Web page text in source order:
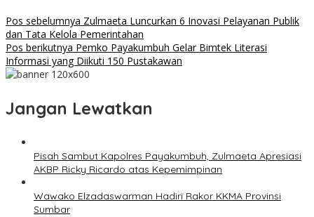
Pos sebelumnya Zulmaeta Luncurkan 6 Inovasi Pelayanan Publik
dan Tata Kelola Pemerintahan
Pos berikutnya Pemko Payakumbuh Gelar Bimtek Literasi
Informasi yang Diikuti 150 Pustakawan
Jangan Lewatkan
Pisah Sambut Kapolres Payakumbuh, Zulmaeta Apresiasi
AKBP Ricky Ricardo atas Kepemimpinan
Wawako Elzadaswarman Hadiri Rakor KKMA Provinsi
Sumbar